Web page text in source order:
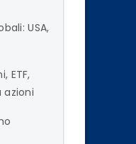
USA,
ETF,
azioni